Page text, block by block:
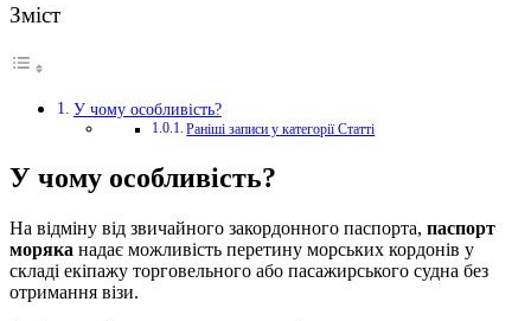
Зміст
У чому особливість?
Раніші записи у категорії Статті
У чому особливість?
На відміну від звичайного закордонного паспорта, паспорт
моряка надає можливість перетину морських кордонів у
складі екіпажу торговельного або пасажирського судна без
отримання візи.